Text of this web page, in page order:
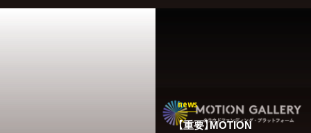
news
【重要】MOTION